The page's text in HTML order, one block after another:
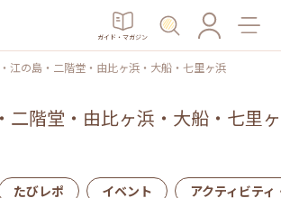
ガイド・マガジン
江の島・二階堂・由比ヶ浜・大船・七里ヶ浜
二階堂・由比ヶ浜・大船・七里ヶ
たびレポ イベント アクティビティ